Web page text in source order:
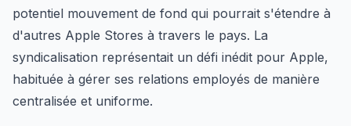
potentiel mouvement de fond qui pourrait s'étendre à
d'autres Apple Stores à travers le pays. La
syndicalisation représentait un défi inédit pour Apple,
habituée à gérer ses relations employés de manière
centralisée et uniforme.